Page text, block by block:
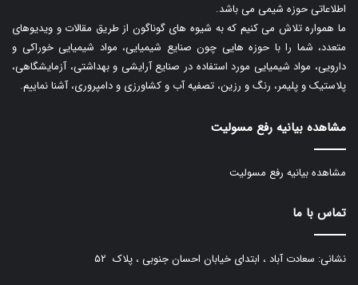
اطلاعاتی حوزه شیمی می باشد.
ما همواره تلاش می کنیم که به شیوه های گوناگون از طریق مقالات و ویدیوهای
متعدد، شما را با حوزه هایی چون صنایع شیمیایی، مواد شیمیایی خوراکی و
دارویی، مواد شیمیایی مورد استفاده در صنایع آرایشی و بهداشتی، آزمایشگاهی،
پلاستیک و پلیمر، رنگ و رزین، تصفیه آب و کشاورزی و دامپروری، آشنا نماییم.
مشاهده بیانیه رفع مسولیت
مشاهده بیانیه رفع مسولیت
تماس با ما
نشانی: سعادت آباد ، ابتدای خیابان احسان جنوبی ، پلاک ۵۲